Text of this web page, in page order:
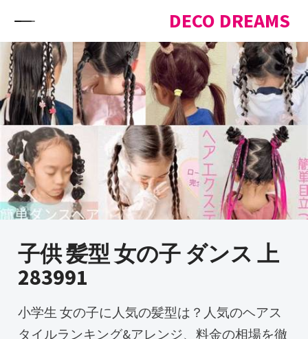
DECO DREAMS
子供 髪型 女の子 ダンス 上
283991
小学生 女の子に人気の髪型は？人気のヘアス
タイルランキング&アレンジ、料金の相場を徹